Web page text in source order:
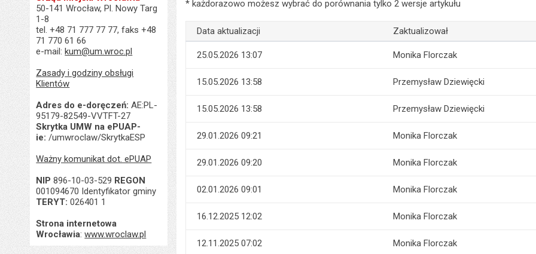
50-141 Wrocław, Pl. Nowy Targ
1-8
tel. +48 71 777 77 77, faks +48
71 770 61 66
e-mail:kum@um.wroc.pl
Zasady i godziny obsługi
Klientów
Adres do e-doręczeń: AE:PL-
95179-82549-VVTFT-27
Skrytka UMW na ePUAP-
ie: /umwroclaw/SkrytkaESP
Ważny komunikat dot. ePUAP
NIP 896-10-03-529 REGON
001094670 Identyfikator gminy
TERYT: 026401 1
Strona internetowa
Wrocławia:www.wroclaw.pl
Rejestr zmian treści artykułu: COM
* każdorazowo możesz wybrać do porównania tylko 2 wersje artykułu
Data aktualizacji Zaktualizował
25.05.2026 13:07 Monika Florczak
15.05.2026 13:58 Przemysław Dziewięcki
15.05.2026 13:58 Przemysław Dziewięcki
29.01.2026 09:21 Monika Florczak
29.01.2026 09:20 Monika Florczak
02.01.2026 09:01 Monika Florczak
16.12.2025 12:02 Monika Florczak
12.11.2025 07:02 Monika Florczak